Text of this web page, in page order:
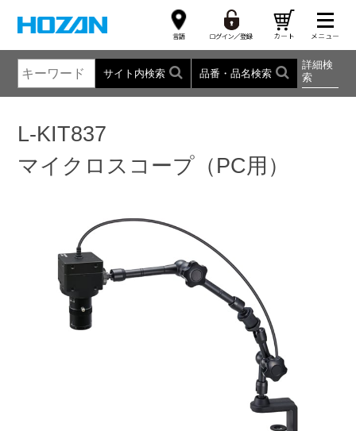
サイト内検索 品番・品名検索
詳細検
索
L-KIT837
マイクロスコープ（PC用）